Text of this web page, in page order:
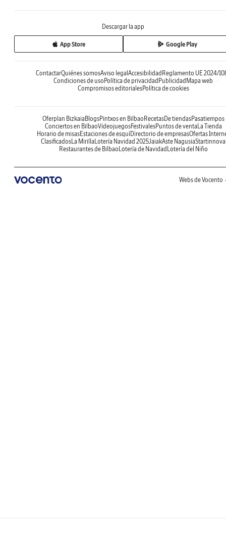
Descargar la app
App Store Google Play
ContactarQuiénes somosAviso legal Accesibilidad Reglamento UE 2024/
Condiciones de uso Política de privacidad Publicidad Mapa web
Compromisos editorialesPolítica de cookies
Oferplan Bizkaia BlogsPintxos en Bilbao RecetasDe tiendasPasatiempos
Conciertos en BilbaoVideojuegosFestivalesPuntos de venta La Tienda
Horario de misasEstaciones de esquíDirectorio de empresasOfertas
ClasificadosLa Mirilla Lotería Navidad 2025JaiakAste NagusiaStartinnova
Restaurantes de Bilbao Lotería de Navidad Lotería del Niño
Webs de Vocento